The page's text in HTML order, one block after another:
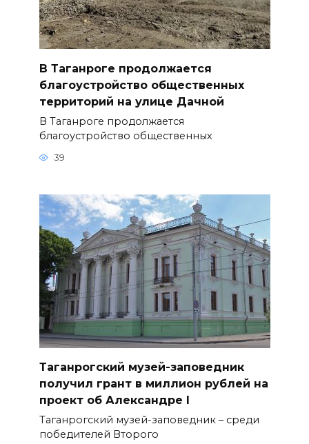
В Таганроге продолжается
благоустройство общественных
территорий на улице Дачной
В Таганроге продолжается
благоустройство общественных
39
Таганрогский музей-заповедник
получил грант в миллион рублей на
проект об Александре I
Таганрогский музей-заповедник – среди
победителей Второго